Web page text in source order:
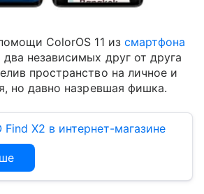
ColorOS 11 из смартфона
независимых друг от друга
пространство на личное и
но давно назревшая фишка.
X2 в интернет-магазине